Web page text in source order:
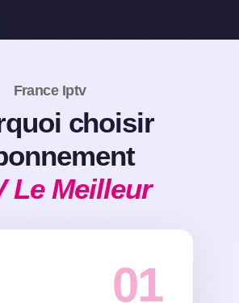
France Iptv
choisir
Le Meilleur
01